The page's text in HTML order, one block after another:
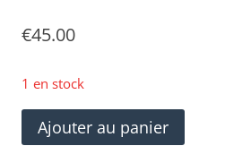
€45.00
1 en stock
quantité
de
Ajouter au panier